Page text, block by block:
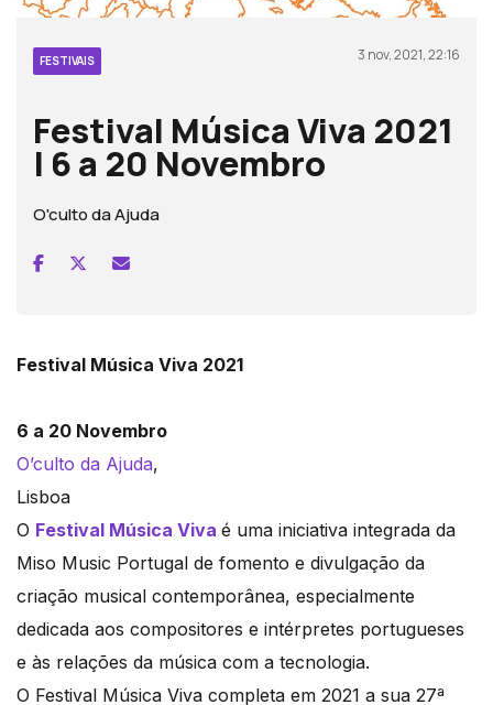
FESTIVAIS 3 nov, 2021, 22:16
Festival Música Viva 2021
| 6 a 20 Novembro
O'culto da Ajuda
Festival Música Viva 2021
6 a 20 Novembro
O’culto da Ajuda,
Lisboa
O Festival Música Viva é uma iniciativa integrada da
Miso Music Portugal de fomento e divulgação da
criação musical contemporânea, especialmente
dedicada aos compositores e intérpretes portugueses
e às relações da música com a tecnologia.
O Festival Música Viva completa em 2021 a sua 27ª